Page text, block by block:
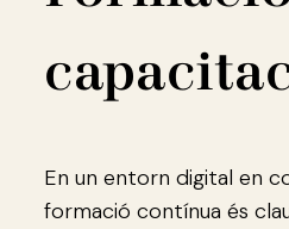
En un entorn digital en
formació contínua és